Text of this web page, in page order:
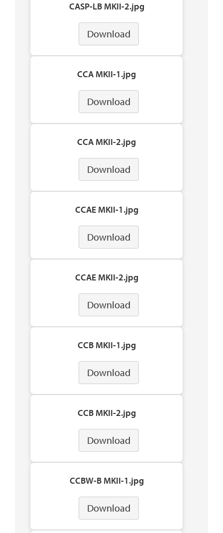
CASP-LB MKII-2.jpg
Download
CCA MKII-1.jpg
Download
CCA MKII-2.jpg
Download
CCAE MKII-1.jpg
Download
CCAE MKII-2.jpg
Download
CCB MKII-1.jpg
Download
CCB MKII-2.jpg
Download
CCBW-B MKII-1.jpg
Download